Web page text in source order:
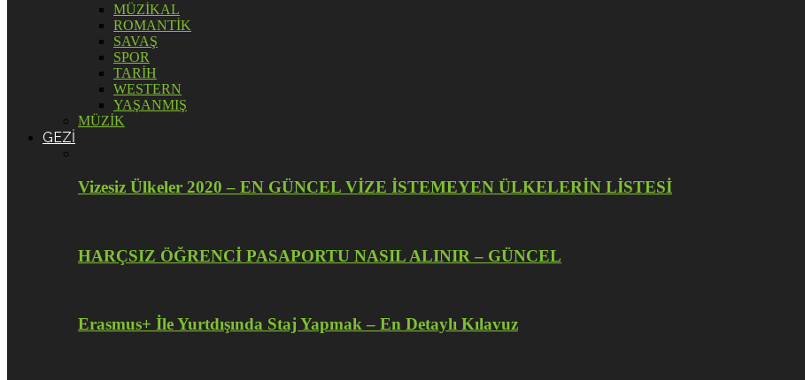
MÜZİKAL
ROMANTİK
SAVAŞ
SPOR
TARİH
WESTERN
YAŞANMIŞ
MÜZİK
GEZİ
Vizesiz Ülkeler 2020 – EN GÜNCEL VİZE İSTEMEYEN ÜLKELERİN LİSTESİ
HARÇSIZ ÖĞRENCİ PASAPORTU NASIL ALINIR – GÜNCEL
Erasmus+ İle Yurtdışında Staj Yapmak – En Detaylı Kılavuz